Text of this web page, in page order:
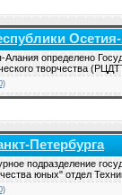
определено
творчества
Петербурга
подразделение
юных" отдел